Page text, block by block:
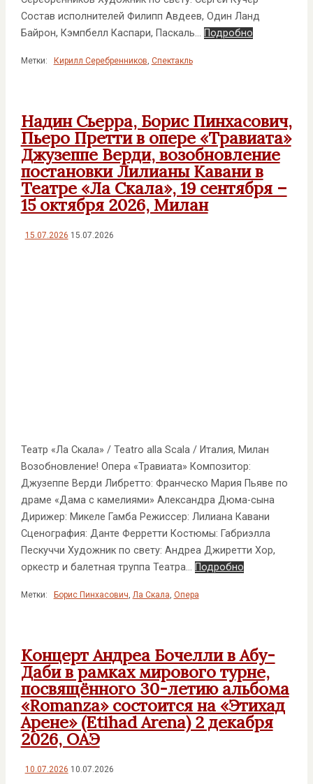
Состав исполнителей Филипп Авдеев, Один Ланд
Байрон, Кэмпбелл Каспари, Паскаль… Подробно
Метки: Кирилл Серебренников, Спектакль
Надин Сьерра, Борис Пинхасович,
Пьеро Претти в опере «Травиата»
Джузеппе Верди, возобновление
постановки Лилианы Кавани в
Театре «Ла Скала», 19 сентября –
15 октября 2026, Милан
15.07.2026 15.07.2026
Театр «Ла Скала» / Teatro alla Scala / Италия, Милан
Возобновление! Опера «Травиата» Композитор:
Джузеппе Верди Либретто: Франческо Мария Пьяве по
драме «Дама с камелиями» Александра Дюма-сына
Дирижер: Микеле Гамба Режиссер: Лилиана Кавани
Сценография: Данте Ферретти Костюмы: Габриэлла
Пескуччи Художник по свету: Андреа Джиретти Хор,
оркестр и балетная труппа Театра… Подробно
Метки: Борис Пинхасович Ла Скала Опера
Концерт Андреа Бочелли в Абу-
Даби в рамках мирового турне,
посвящённого 30-летию альбома
«Romanza» состоится на «Этихад
Арене» (Etihad Arena) 2 декабря
2026, ОАЭ
10.07.2026 10.07.2026